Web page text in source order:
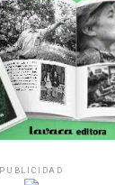
PUBLICIDAD